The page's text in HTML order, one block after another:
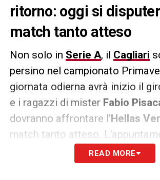
ritorno: oggi si
match tanto atteso
Non solo in Serie A, il Cagliari
persino nel campionato
giornata odierna avrà inizio il
e i ragazzi di mister Fabio
dovranno affrontare l’Hellas
match tanto atteso.
previsto alle ore 13:00 alCrai
Assemini. I rossoblù proveranno
READ MORE